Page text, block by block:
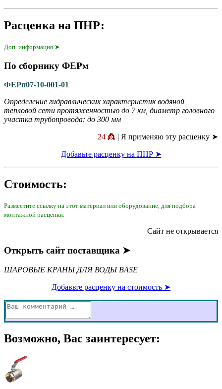
Расценка на ПНР:
Доп. информация ➤
По сборнику ФЕРм
ФЕРп07-10-001-01
Определение гидравлических характеристик водяной
тепловой сети протяженностью до 7 км, диаметр головного
участка трубопровода: до 300 мм
24 👸 | Я применяю эту расценку ➤
Добавьте расценку на ПНР ➤
Стоимость:
Разместите ссылку на этот материал или оборудование, для подбора
монтажной расценки.
Сайт не открывается
Открыть сайт поставщика ➤
ШАРОВЫЕ КРАНЫ ДЛЯ ВОДЫ BASE
Добавьте расценку на стоимость ➤
Возможно, Вас заинтересует: